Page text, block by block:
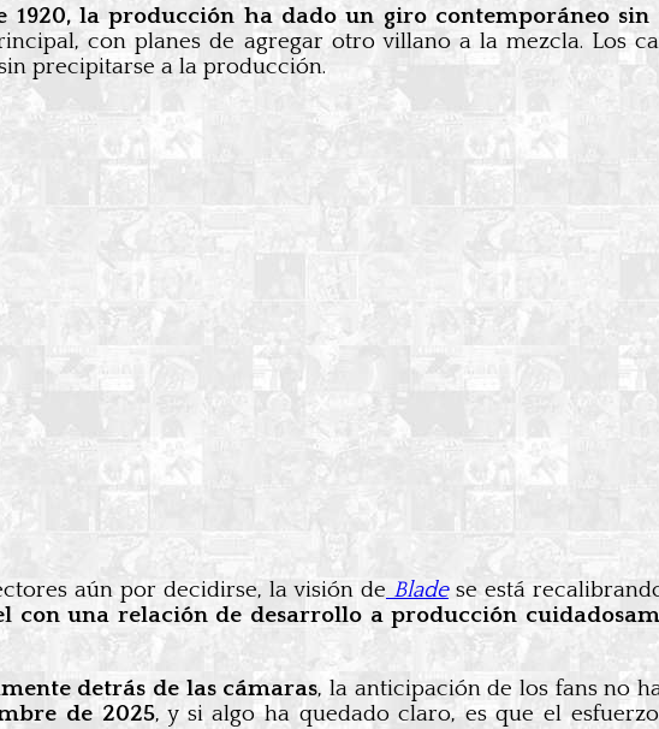
1920, la producción ha dado un giro contemporáneo sin
con planes de agregar otro villano a la mezcla. Los
precipitarse a la producción.
aún por decidirse, la visión de Bladese está
con una relación de desarrollo a producción
detrás de las cámaras, la anticipación de los fans no
de 2025, y si algo ha quedado claro, es que el